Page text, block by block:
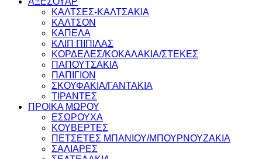
ΚΑΛΤΣΕΣ-ΚΑΛΤΣΑΚΙΑ
ΚΑΛΤΣΟΝ
ΚΑΠΕΛΑ
ΚΛΙΠ ΠΙΠΙΛΑΣ
ΚΟΡΔΕΛΕΣ/ΚΟΚΑΛΑΚΙΑ/ΣΤΕΚΕΣ
ΠΑΠΟΥΤΣΑΚΙΑ
ΠΑΠΙΓΙΟΝ
ΣΚΟΥΦΑΚΙΑ/ΓΑΝΤΑΚΙΑ
ΤΙΡΑΝΤΕΣ
ΠΡΟΙΚΑ ΜΩΡΟΥ
ΕΣΩΡΟΥΧΑ
ΚΟΥΒΕΡΤΕΣ
ΠΕΤΣΕΤΕΣ ΜΠΑΝΙΟΥ/ΜΠΟΥΡΝΟΥΖΑΚΙΑ
ΣΑΛΙΑΡΕΣ